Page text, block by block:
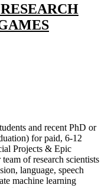
and recent PhD or
for paid, 6-12
Projects & Epic
of research scientists
language, speech
machine learning